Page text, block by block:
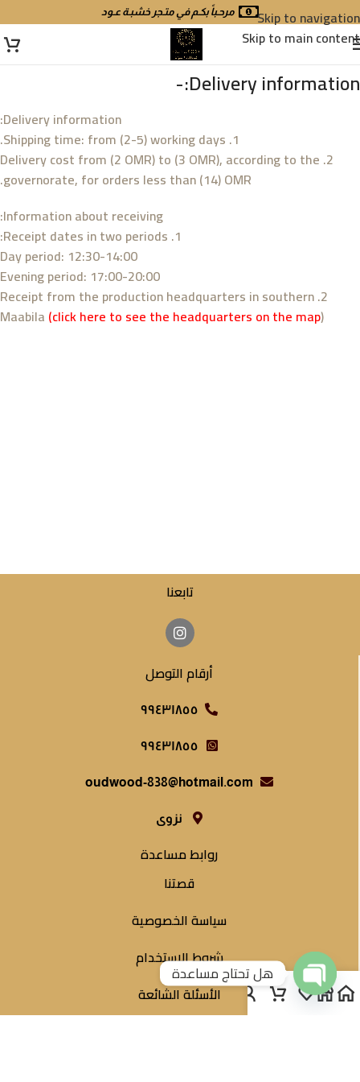
Skip to navigation
Skip to main content
مرحـباً بكـم في متـجر خشبـة عـود
Delivery information:-
Delivery information:
1. Shipping time: from (2-5) working days.
2. Delivery cost from (2 OMR) to (3 OMR), according to the
governorate, for orders less than (14) OMR.
Information about receiving:
1. Receipt dates in two periods:
Day period: 12:30-14:00
Evening period: 17:00-20:00
2. Receipt from the production headquarters in southern
Maabila (click here to see the headquarters on the map)
تابعنا
أرقام التوصل
٩٩٤٣١٨٥٥
٩٩٤٣١٨٥٥
oudwood-838@hotmail.com
نزوى
روابط مساعدة
قصتنا
سياسة الخصوصية
شروط الإستخدام
الأسئلة الشائعة
هل تحتاج مساعدة
Open